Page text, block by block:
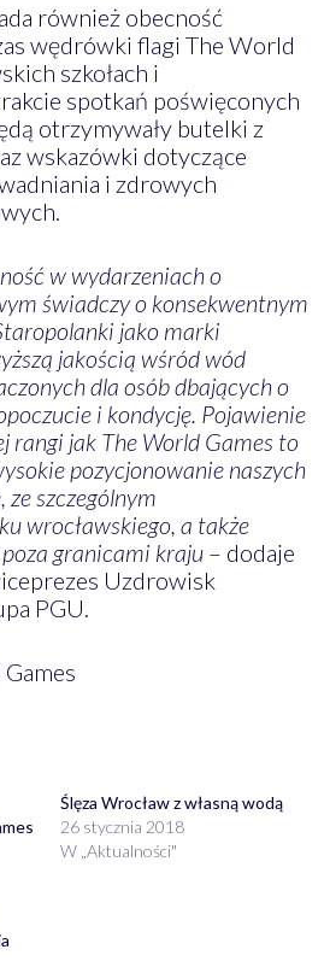
również obecność
wędrówki flagi The World
szkołach i
spotkań poświęconych
otrzymywały butelki z
wskazówki dotyczące
i zdrowych
w wydarzeniach o
świadczy o konsekwentnym
jako marki
jakością wśród wód
dla osób dbających o
i kondycję. Pojawienie
rangi jak The World Games to
pozycjonowanie naszych
szczególnym
wrocławskiego, a także
granicami kraju – dodaje
Uzdrowisk
PGU.
Ślęza Wrocław z własną wodą
26 stycznia 2018
W „Aktualności"